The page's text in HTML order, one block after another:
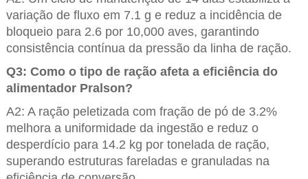
variação de fluxo em 7.1 g e reduz a incidência de
bloqueio para 2.6 por 10,000 aves, garantindo
consistência contínua da pressão da linha de ração.
Q3: Como o tipo de ração afeta a eficiência do
alimentador Pralson?
A2: A ração peletizada com fração de pó de 3.2%
melhora a uniformidade da ingestão e reduz o
desperdício para 14.2 kg por tonelada de ração,
superando estruturas fareladas e granuladas na